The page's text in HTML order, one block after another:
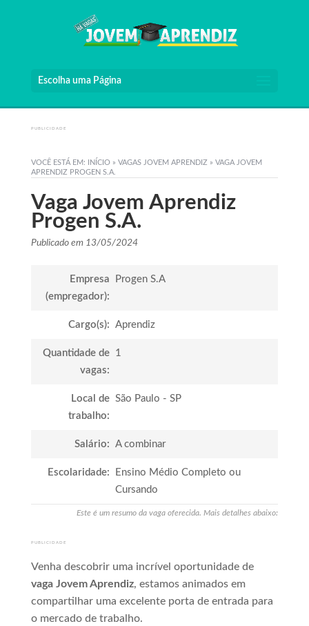
Escolha uma Página
PUBLICIDADE
VOCÊ ESTÁ EM: INÍCIO» VAGAS JOVEM APRENDIZ» VAGA JOVEM
APRENDIZ PROGEN S.A.
Vaga Jovem Aprendiz
Progen S.A.
Publicado em 13/05/2024
Empresa
(empregador):
Progen S.A
Cargo(s): Aprendiz
Quantidade de
vagas:
1
Local de
trabalho:
São Paulo - SP
Salário: A combinar
Escolaridade:
Ensino Médio Completo ou
Cursando
Este é um resumo da vaga oferecida. Mais detalhes abaixo:
PUBLICIDADE
Venha descobrir uma incrível oportunidade de
vaga Jovem Aprendiz, estamos animados em
compartilhar uma excelente porta de entrada para
o mercado de trabalho.